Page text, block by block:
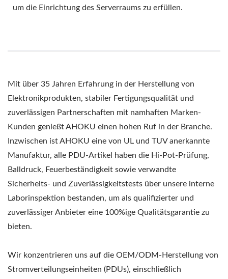
um die Einrichtung des Serverraums zu erfüllen.
Mit über 35 Jahren Erfahrung in der Herstellung von
Elektronikprodukten, stabiler Fertigungsqualität und
zuverlässigen Partnerschaften mit namhaften Marken-
Kunden genießt AHOKU einen hohen Ruf in der Branche.
Inzwischen ist AHOKU eine von UL und TUV anerkannte
Manufaktur, alle PDU-Artikel haben die Hi-Pot-Prüfung,
Balldruck, Feuerbeständigkeit sowie verwandte
Sicherheits- und Zuverlässigkeitstests über unsere interne
Laborinspektion bestanden, um als qualifizierter und
zuverlässiger Anbieter eine 100%ige Qualitätsgarantie zu
bieten.
Wir konzentrieren uns auf die OEM/ODM-Herstellung von
Stromverteilungseinheiten (PDUs), einschließlich